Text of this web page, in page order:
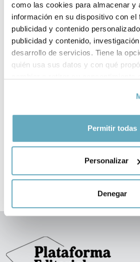
como las cookies para almacenar y
información en su dispositivo con el
publicidad y contenido
publicidad y contenido,
desarrollo de servicios. Tiene la
quién usa sus datos y con qué
Si lo permite, también quisiéramos:
geográfica que puede tener
Identificar su dispositivo
sección de datos
consentimiento en cualquier
de cookies.
Permitir todas
Personalizar
Denegar
Libros de Joris Van der
publicados por Plataforma Editorial